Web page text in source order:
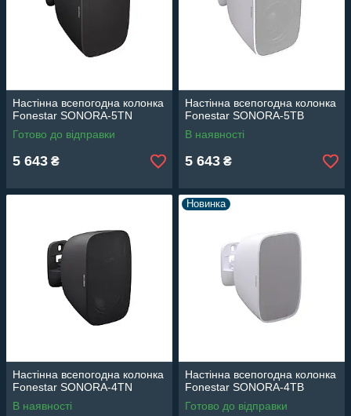
Настінна всепогодна колонка
Fonestar SONORA-5TN
Готово до відправки
5 643 ₴
Настінна всепогодна колонка
Fonestar SONORA-5TB
В наявності
5 643 ₴
Настінна всепогодна колонка
Fonestar SONORA-4TN
В наявності
Новинка
Настінна всепогодна колонка
Fonestar SONORA-4TB
Готово до відправки